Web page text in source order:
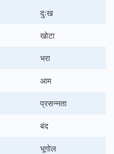
दुःख
खोटा
भरा
आम
प्रसन्नता
बंद
भूगोल